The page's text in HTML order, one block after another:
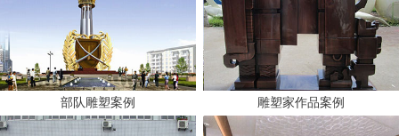
部队雕塑案例 雕塑家作品案例